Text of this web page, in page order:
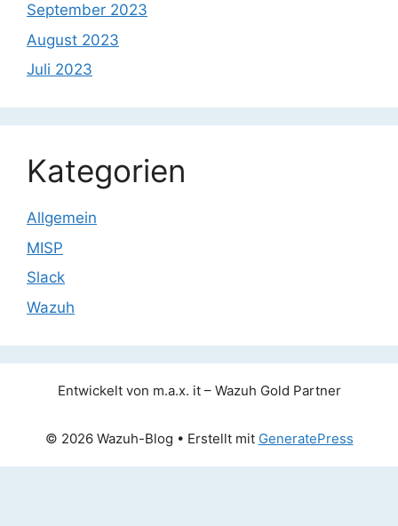
September 2023
August 2023
Juli 2023
Kategorien
Allgemein
MISP
Slack
Wazuh
Entwickelt von m.a.x. it – Wazuh Gold Partner
© 2026 Wazuh-Blog • Erstellt mit GeneratePress